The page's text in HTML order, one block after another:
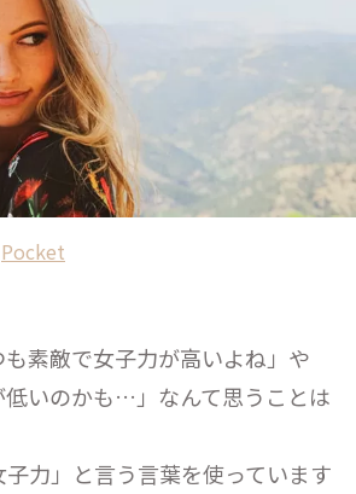
Pocket
も素敵で女子力が高いよね」や
低いのかも…」なんて思うことは
力」と言う言葉を使っています